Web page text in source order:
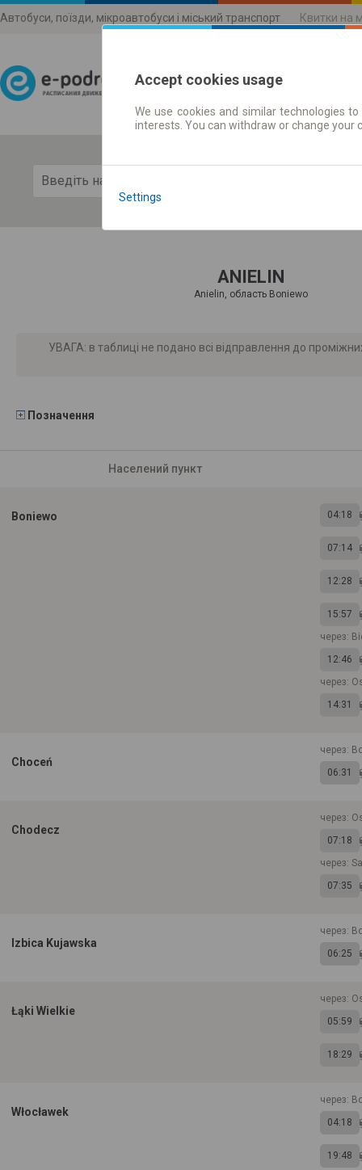
Автобуси, поїзди, мікроавтобуси і міський транспорт Квитки на
Розклади руху
ANIELIN
Anielin, область Boniewo
УВАГА: в таблиці не подано всі відправлення до
Позначення
Населений пункт
Boniewo 04:18
07:14
12:28
15:57
через:
12:46
через:
14:31
Choceń
через:
06:31
Chodecz
через:
07:18
через:
07:35
Izbica Kujawska
через:
06:25
Łąki Wielkie
через:
05:59
18:29
Włocławek
через:
04:18
19:48
Accept cookies usage
We use cookies and similar technologies
interests. You can withdraw or change
Settings